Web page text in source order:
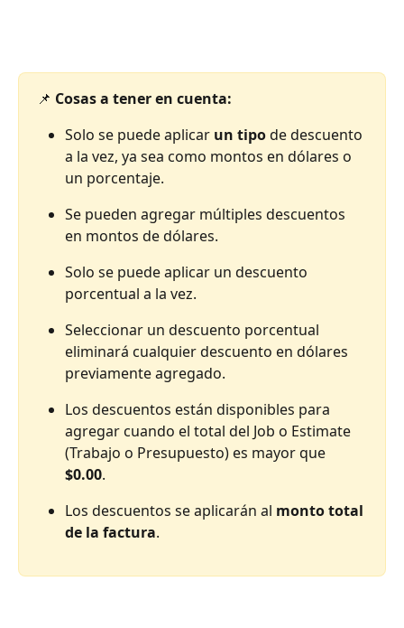
📌 Cosas a tener en cuenta:
Solo se puede aplicar un tipo de descuento
a la vez, ya sea como montos en dólares o
un porcentaje.
Se pueden agregar múltiples descuentos
en montos de dólares.
Solo se puede aplicar un descuento
porcentual a la vez.
Seleccionar un descuento porcentual
eliminará cualquier descuento en dólares
previamente agregado.
Los descuentos están disponibles para
agregar cuando el total del Job o Estimate
(Trabajo o Presupuesto) es mayor que
$0.00.
Los descuentos se aplicarán al monto total
de la factura.